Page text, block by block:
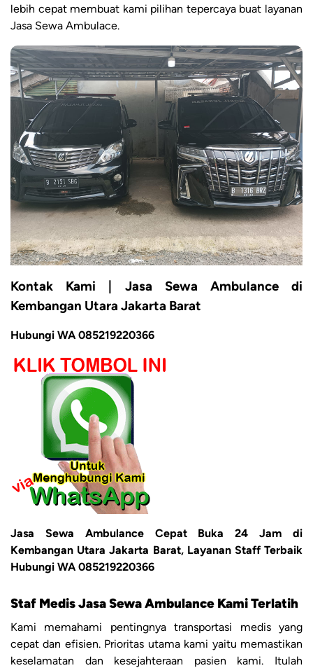
lebih cepat membuat kami pilihan tepercaya buat layanan
Jasa Sewa Ambulace.
Kontak Kami | Jasa Sewa Ambulance di
Kembangan Utara Jakarta Barat
Hubungi WA 085219220366
Jasa Sewa Ambulance Cepat Buka 24 Jam di
Kembangan Utara Jakarta Barat, Layanan Staff Terbaik
Hubungi WA 085219220366
Staf Medis Jasa Sewa Ambulance Kami Terlatih
Kami memahami pentingnya transportasi medis yang
cepat dan efisien. Prioritas utama kami yaitu memastikan
keselamatan dan kesejahteraan pasien kami. Itulah